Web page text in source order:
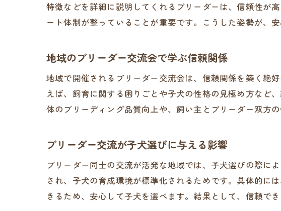
交
直
交
ブ
埼玉県
イ
ブ
交
特徴などを詳細に説明してくれるブリーダーは、信頼性が
ート体制が整っていることが重要です。こうした姿勢が、
地域のブリーダー交流会で学ぶ信頼関係
地域で開催されるブリーダー交流会は、信頼関係を築く絶
えば、飼育に関する困りごとや子犬の性格の見極め方など
体のブリーディング品質向上や、飼い主とブリーダー双方
ブリーダー交流が子犬選びに与える影響
ブリーダー同士の交流が活発な地域では、子犬選びの際に
され、子犬の育成環境が標準化されるためです。具体的に
きるため、安心して子犬を選べます。結果として、信頼で